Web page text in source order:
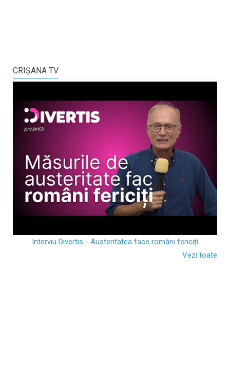
CRIŞANA TV
Interviu Divertis - Austeritatea face români fericiți
Vezi toate